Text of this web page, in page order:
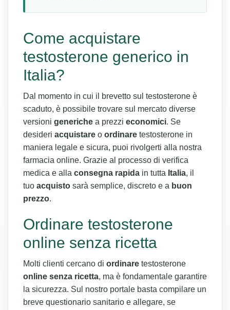
Come acquistare
testosterone generico in
Italia?
Dal momento in cui il brevetto sul testosterone è
scaduto, è possibile trovare sul mercato diverse
versioni generiche a prezzi economici. Se
desideri acquistare o ordinare testosterone in
maniera legale e sicura, puoi rivolgerti alla nostra
farmacia online. Grazie al processo di verifica
medica e alla consegna rapida in tutta Italia, il
tuo acquisto sarà semplice, discreto e a buon
prezzo.
Ordinare testosterone
online senza ricetta
Molti clienti cercano di ordinare testosterone
online senza ricetta, ma è fondamentale garantire
la sicurezza. Sul nostro portale basta compilare un
breve questionario sanitario e allegare, se